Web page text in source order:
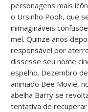
personagens mais
o Ursinho Pooh, que
inimagináveis
mel. Quinze anos
responsável por
dissesse seu nome
espelho. Dezembro
animado Bee Movie,
abelha Barry se
tentativa de